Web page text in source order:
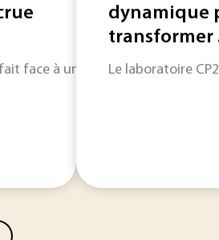
collaboratif piloté par la Texas
face à une pénurie de main-
dynamique
transformer
Le laboratoire